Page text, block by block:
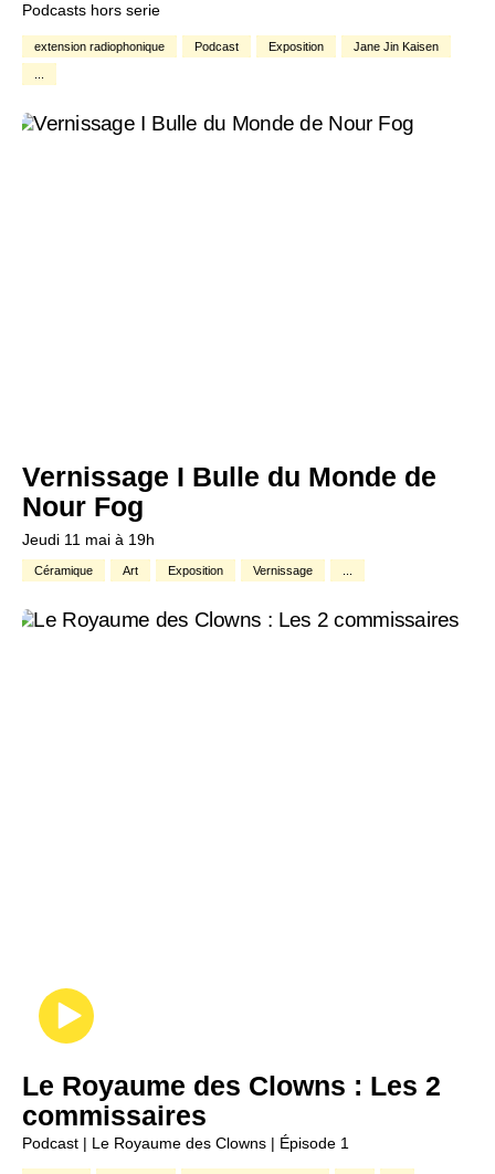
Podcasts hors serie
extension radiophonique Podcast Exposition Jane Jin Kaisen
Vernissage I Bulle du Monde de
Nour Fog
Jeudi 11 mai à 19h
Céramique Art Exposition Vernissage
Le Royaume des Clowns : Les 2
commissaires
Podcast | Le Royaume des Clowns | Épisode 1